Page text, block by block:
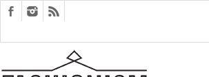
EDITORIALS
COUPLES
THERAPY
SARTORIAGRAM